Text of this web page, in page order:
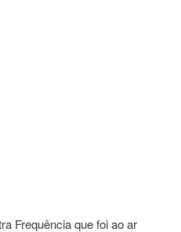
Frequência que foi ao ar